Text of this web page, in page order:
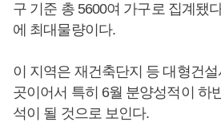
구 기준 총 5600여 가구로 집계됐
에 최대물량이다.
이 지역은 재건축단지 등 대형건
곳이어서 특히 6월 분양성적이 하
석이 될 것으로 보인다.